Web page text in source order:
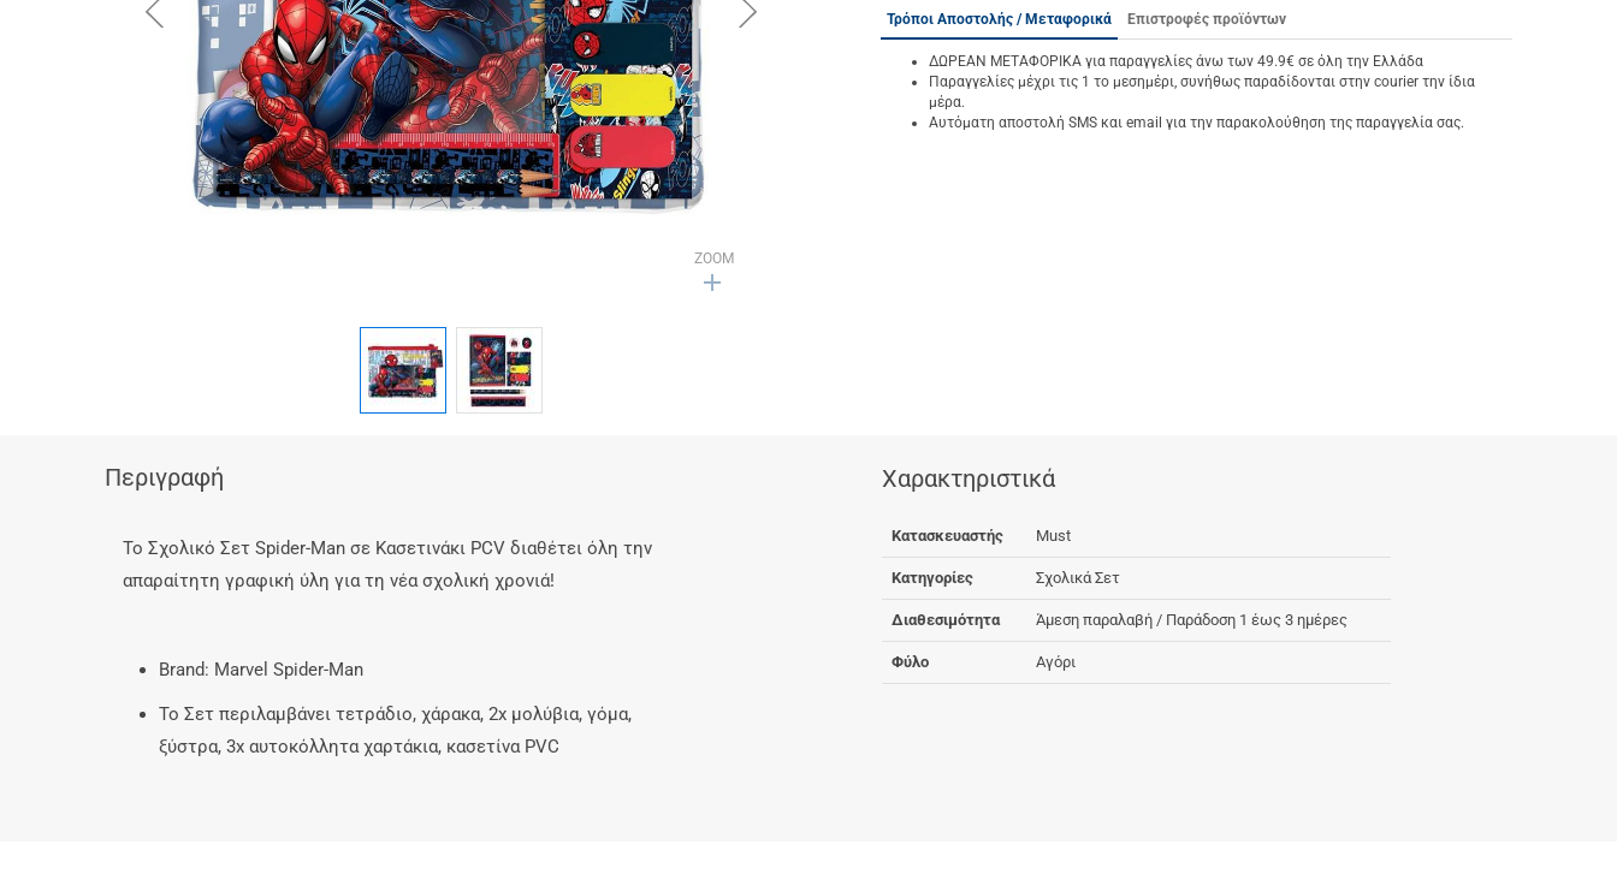
ZOOM
button.prev button.next Τρόποι Αποστολής / Μεταφορικά Επιστροφές προϊόντων
ΔΩΡΕΑΝ ΜΕΤΑΦΟΡΙΚΑ για παραγγελίες άνω των 49.9€ σε όλη την Ελλάδα
Παραγγελίες μέχρι τις 1 το μεσημέρι, συνήθως παραδίδονται στην courier την ίδια
μέρα.
Αυτόματη αποστολή SMS και email για την παρακολούθηση της παραγγελία σας.
Περιγραφή
Το Σχολικό Σετ Spider-Man σε Κασετινάκι PCV διαθέτει όλη την
απαραίτητη γραφική ύλη για τη νέα σχολική χρονιά!
Brand: Marvel Spider-Man
Το Σετ περιλαμβάνει τετράδιο, χάρακα, 2x μολύβια, γόμα,
ξύστρα, 3x αυτοκόλλητα χαρτάκια, κασετίνα PVC
Χαρακτηριστικά
Κατασκευαστής Must
Κατηγορίες Σχολικά Σετ
Διαθεσιμότητα Άμεση παραλαβή / Παράδoση 1 έως 3 ημέρες
Φύλο Αγόρι